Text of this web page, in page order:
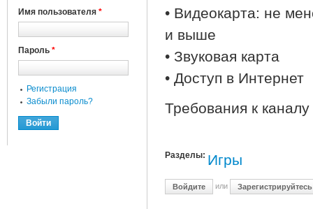
• Видеокарта: не
и выше
• Звуковая карта
• Доступ в Интернет
Требования к
Разделы: Игры
Войдите или Зарегистрируйтесь
Имя пользователя *
Пароль *
Регистрация
Забыли пароль?